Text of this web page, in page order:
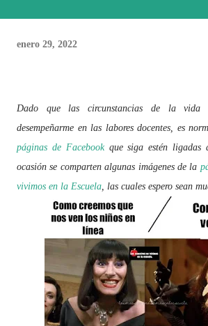
enero 29, 2022
Dado que las circunstancias de la
desempeñarme en las labores docentes, es
páginas de Facebookque siga estén ligadas
ocasión se comparten algunas imágenes de la
vivimos en la Escuela, las cuales espero sean